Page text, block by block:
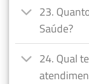
23.
Saúde?
24. Qual